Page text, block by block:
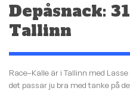
Depåsnack:
Tallinn
Race–Kalle är i Tallinn med
det passar ju bra med tanke på